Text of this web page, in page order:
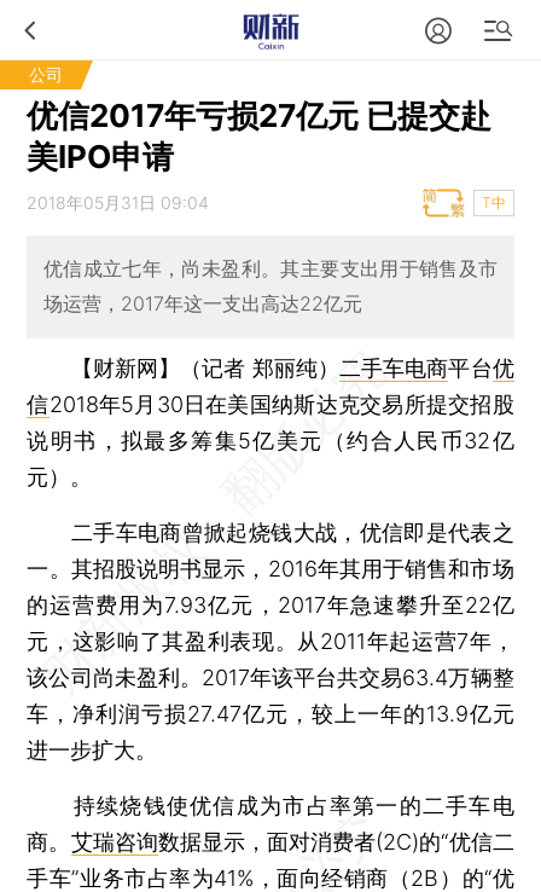
公司
优信2017年亏损27亿元 已提交赴
美IPO申请
2018年05月31日 09:04 T中
优信成立七年，尚未盈利。其主要支出用于销售及市
场运营，2017年这一支出高达22亿元
【财新网】（记者 郑丽纯） 二手车电商平台优
信2018年5月30日在美国纳斯达克交易所提交招股
说明书，拟最多筹集5亿美元（约合人民币32亿
元）。
二手车电商曾掀起烧钱大战，优信即是代表之
一。其招股说明书显示，2016年其用于销售和市场
的运营费用为7.93亿元，2017年急速攀升至22亿
元，这影响了其盈利表现。从2011年起运营7年，
该公司尚未盈利。2017年该平台共交易63.4万辆整
车，净利润亏损27.47亿元，较上一年的13.9亿元
进一步扩大。
持续烧钱使优信成为市占率第一的二手车电
商。 艾瑞咨询数据显示，面对消费者(2C)的“优信二
手车”业务市占率为41%，面向经销商（2B）的“优